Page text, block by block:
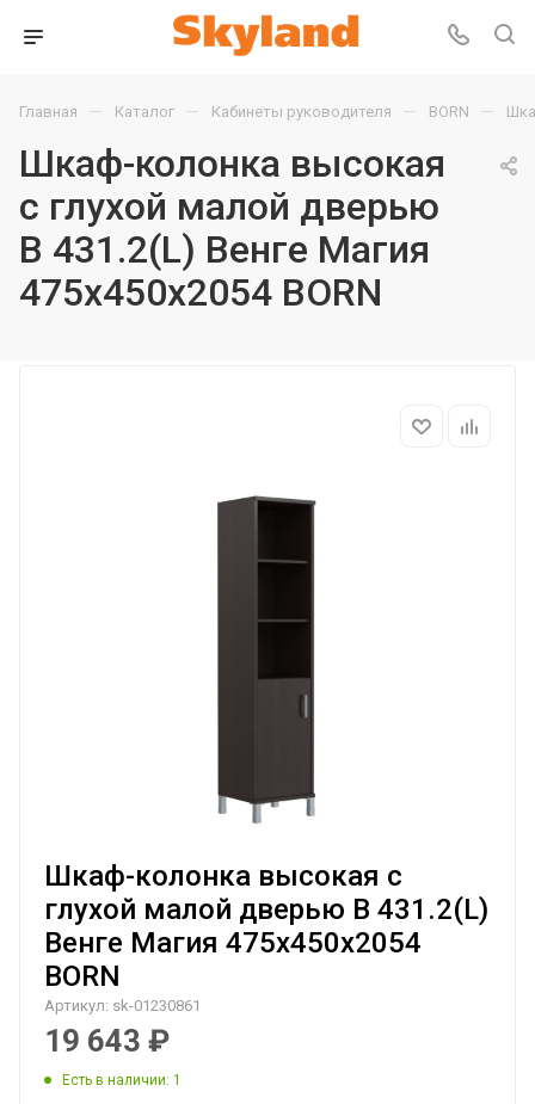
Главная — Каталог — Кабинеты руководителя — BORN —
Шкаф-колонка высокая
с глухой малой дверью
B 431.2(L) Венге Магия
475х450х2054 BORN
Шкаф-колонка высокая с
глухой малой дверью B 431.2(L)
Венге Магия 475х450х2054
BORN
Артикул: sk-01230861
19 643 ₽
Есть в наличии: 1